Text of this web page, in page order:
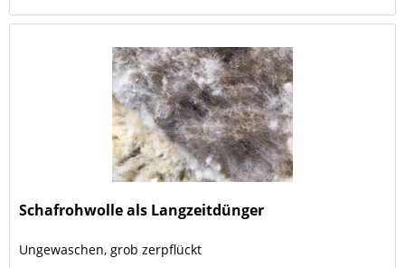
Schafrohwolle als Langzeitdünger
Ungewaschen, grob zerpflückt